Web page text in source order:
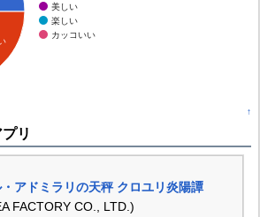
美しい
楽しい
カッコいい
↑
リ
アドミラリの天秤 クロユリ炎陽譚
FACTORY CO., LTD.)